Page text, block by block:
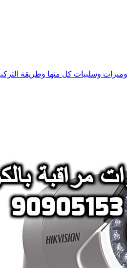
وميزات وسلبيات كل منها وطريقة